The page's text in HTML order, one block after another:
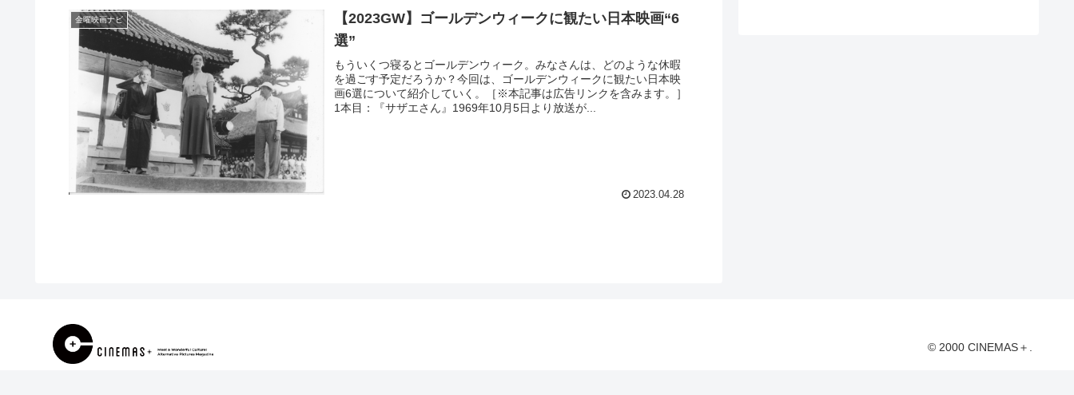
金曜映画ナビ
【2023GW】ゴールデンウィークに観たい日本映画“6
選”
もういくつ寝るとゴールデンウィーク。みなさんは、どのような休暇
を過ごす予定だろうか？今回は、ゴールデンウィークに観たい日本映
画6選について紹介していく。［※本記事は広告リンクを含みます。］
1本目：『サザエさん』1969年10月5日より放送が...
2023.04.28
© 2000 CINEMAS＋.